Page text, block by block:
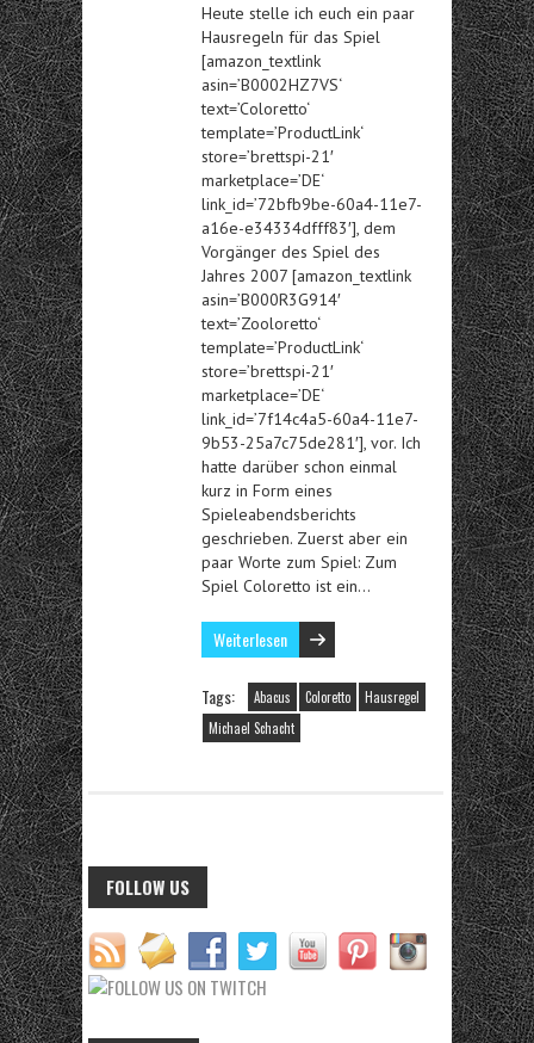
Heute stelle ich euch ein paar
Hausregeln für das Spiel
[amazon_textlink
asin=’B0002HZ7VS‘
text=’Coloretto‘
template=’ProductLink‘
store=’brettspi-21′
marketplace=’DE‘
link_id=’72bfb9be-60a4-11e7-
a16e-e34334dfff83′], dem
Vorgänger des Spiel des
Jahres 2007 [amazon_textlink
asin=’B000R3G914′
text=’Zooloretto‘
template=’ProductLink‘
store=’brettspi-21′
marketplace=’DE‘
link_id=’7f14c4a5-60a4-11e7-
9b53-25a7c75de281′], vor. Ich
hatte darüber schon einmal
kurz in Form eines
Spieleabendsberichts
geschrieben. Zuerst aber ein
paar Worte zum Spiel: Zum
Spiel Coloretto ist ein…
Weiterlesen
Tags: Abacus Coloretto
Hausregel
Michael Schacht
FOLLOW US